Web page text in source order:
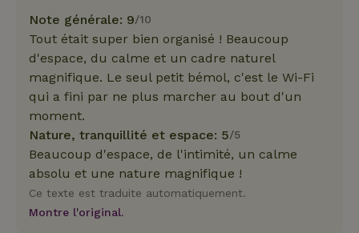
Note générale: 9/10
Tout était super bien organisé ! Beaucoup
d'espace, du calme et un cadre naturel
magnifique. Le seul petit bémol, c'est le Wi-Fi
qui a fini par ne plus marcher au bout d'un
moment.
Nature, tranquillité et espace: 5/5
Beaucoup d'espace, de l'intimité, un calme
absolu et une nature magnifique !
Ce texte est traduite automatiquement.
Montre l'original.